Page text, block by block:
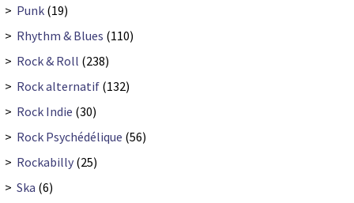
> Punk (19)
> Rhythm & Blues (110)
> Rock & Roll (238)
> Rock alternatif (132)
> Rock Indie (30)
> Rock Psychédélique (56)
> Rockabilly (25)
> Ska (6)